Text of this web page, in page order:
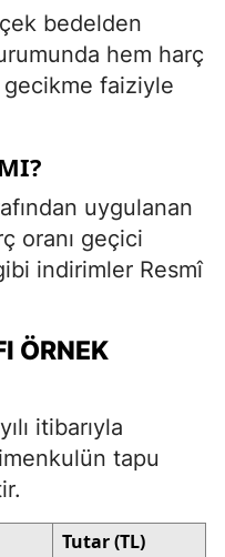
bedelden
hem harç
faiziyle
uygulanan
oranı geçici
indirimler Resmî
ÖRNEK
itibarıyla
tapu
Tutar (TL)